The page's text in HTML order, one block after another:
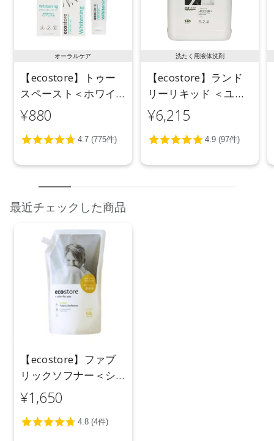
オーラルケア
【ecostore】トゥー
スペースト＜ホワイ
トニング＞ 100g
¥880
洗たく用液体洗剤
【ecostore】ランド
リーリキッド ＜ユー
カリ＞ 5L
¥6,215
最近チェックした商品
【ecostore】ファブ
リックソフナー＜シ
トラス＞リフィルパ
ック1L
¥1,650